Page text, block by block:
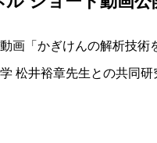
画「かぎけんの解析技術
松井裕章先生との共同